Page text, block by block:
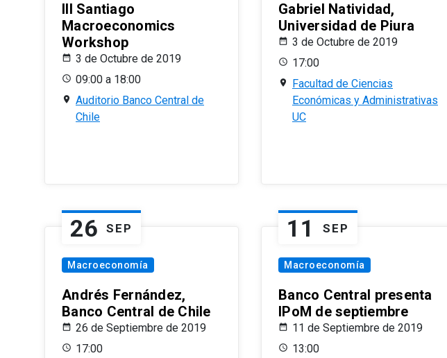
III Santiago
Macroeconomics
Workshop
3 de Octubre de 2019
09:00 a 18:00
Auditorio Banco Central de
Chile
Gabriel Natividad,
Universidad de Piura
3 de Octubre de 2019
17:00
Facultad de Ciencias
Económicas y Administrativas
UC
26 SEP
Macroeconomía
Andrés Fernández,
Banco Central de Chile
26 de Septiembre de 2019
17:00
11 SEP
Macroeconomía
Banco Central presenta
IPoM de septiembre
11 de Septiembre de 2019
13:00